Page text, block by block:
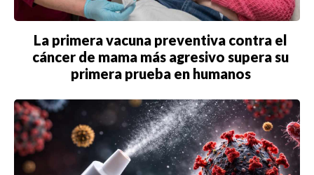
La primera vacuna preventiva contra el
cáncer de mama más agresivo supera su
primera prueba en humanos